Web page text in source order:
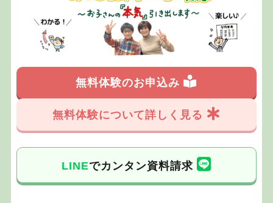
無料体験のお申込み
無料体験について詳しく見る
LINEでカンタン資料請求